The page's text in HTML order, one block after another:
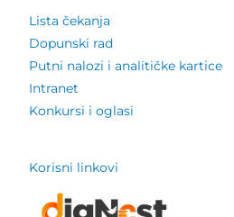
Lista čekanja
Dopunski rad
Putni nalozi i analitičke kartice
Intranet
Konkursi i oglasi
Korisni linkovi